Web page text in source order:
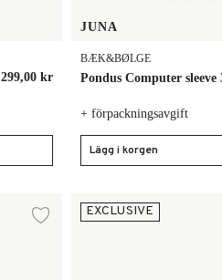
299,00 kr
JUNA
BÆK&BØLGE
Pondus Computer sleeve
+ förpackningsavgift
Lägg i korgen
Lägg till i
Pondus Computer sleeve
EXCLUSIVE